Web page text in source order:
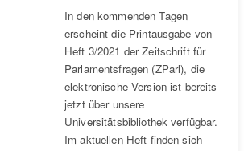
In den kommenden Tagen
erscheint die Printausgabe von
Heft 3/2021 der Zeitschrift für
Parlamentsfragen (ZParl), die
elektronische Version ist bereits
jetzt über unsere
Universitätsbibliothek verfügbar.
Im aktuellen Heft finden sich